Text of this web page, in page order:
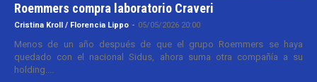
Roemmers compra laboratorio Craveri
Cristina Kroll / Florencia Lippo - 05/05/2026 20:00
Menos de un año después de que el grupo Roemmers se haya
quedado con el nacional Sidus, ahora suma otra compañía a su
holding....